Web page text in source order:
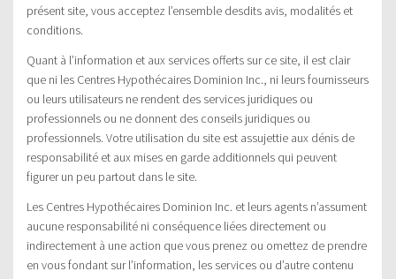
présent site, vous acceptez l’ensemble desdits avis, modalités et
conditions.
Quant à l’information et aux services offerts sur ce site, il est clair
que ni les Centres Hypothécaires Dominion Inc., ni leurs fournisseurs
ou leurs utilisateurs ne rendent des services juridiques ou
professionnels ou ne donnent des conseils juridiques ou
professionnels. Votre utilisation du site est assujettie aux dénis de
responsabilité et aux mises en garde additionnels qui peuvent
figurer un peu partout dans le site.
Les Centres Hypothécaires Dominion Inc. et leurs agents n’assument
aucune responsabilité ni conséquence liées directement ou
indirectement à une action que vous prenez ou omettez de prendre
en vous fondant sur l’information, les services ou d’autre contenu